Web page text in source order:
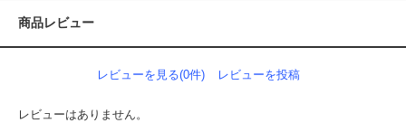
商品レビュー
レビューを見る(0件) レビューを投稿
レビューはありません。